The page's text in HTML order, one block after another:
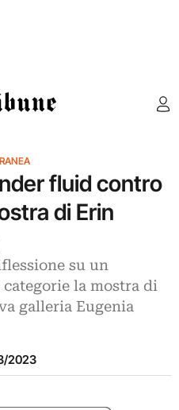
fluid contro
di Erin
su un
la mostra di
galleria Eugenia
2023